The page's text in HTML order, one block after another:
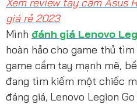
giá rẻ 2023
Mình đánh giá Lenovo
hoàn hảo cho game thủ
game cầm tay mạnh mẽ,
đang tìm kiếm một chiếc
đáng giá, Lenovo Legion